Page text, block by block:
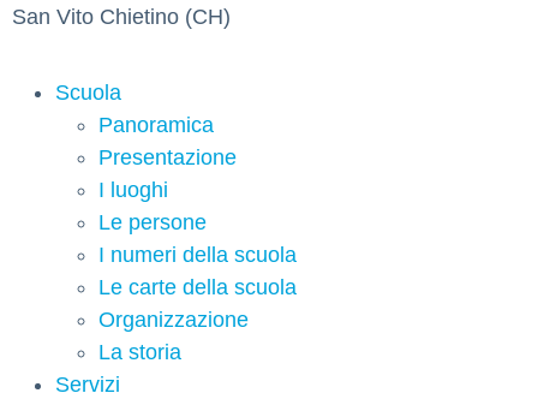
San Vito Chietino (CH)
Scuola
Panoramica
Presentazione
I luoghi
Le persone
I numeri della scuola
Le carte della scuola
Organizzazione
La storia
Servizi